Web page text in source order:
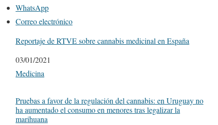
WhatsApp
Correo electrónico
Reportaje de RTVE sobre cannabis medicinal en España
Fecha
03/01/2021
Respecto a
Medicina
Pruebas a favor de la regulación del cannabis: en Uruguay no
ha aumentado el consumo en menores tras legalizar la
marihuana